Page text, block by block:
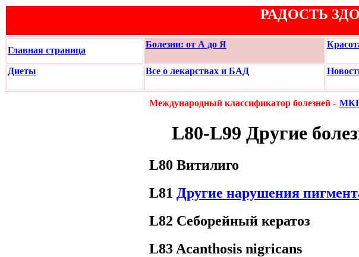
РАДОСТЬ
Главная страница
Болезни: от А до Я
Диеты Все о лекарствах и БАД
Международный классификатор болезней -
L80-L99 Другие
L80 Витилиго
L81 Другие нарушения
L82 Себорейный кератоз
L83 Acanthosis nigricans